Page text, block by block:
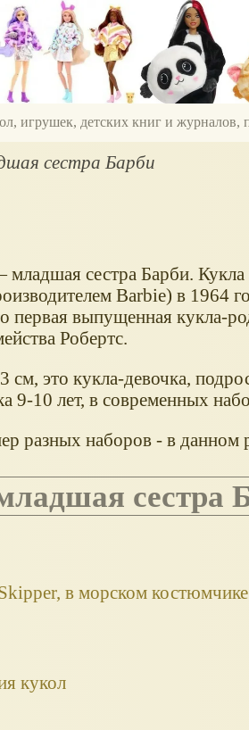
игрушек, детских книг и журналов,
сестра Барби
сестра Барби. Кукла
Barbie) в 1964
первая выпущенная кукла-
Робертс.
см, это кукла-девочка,
9-10 лет, в современных
разных наборов - в данном
сестра
в морском
кукол